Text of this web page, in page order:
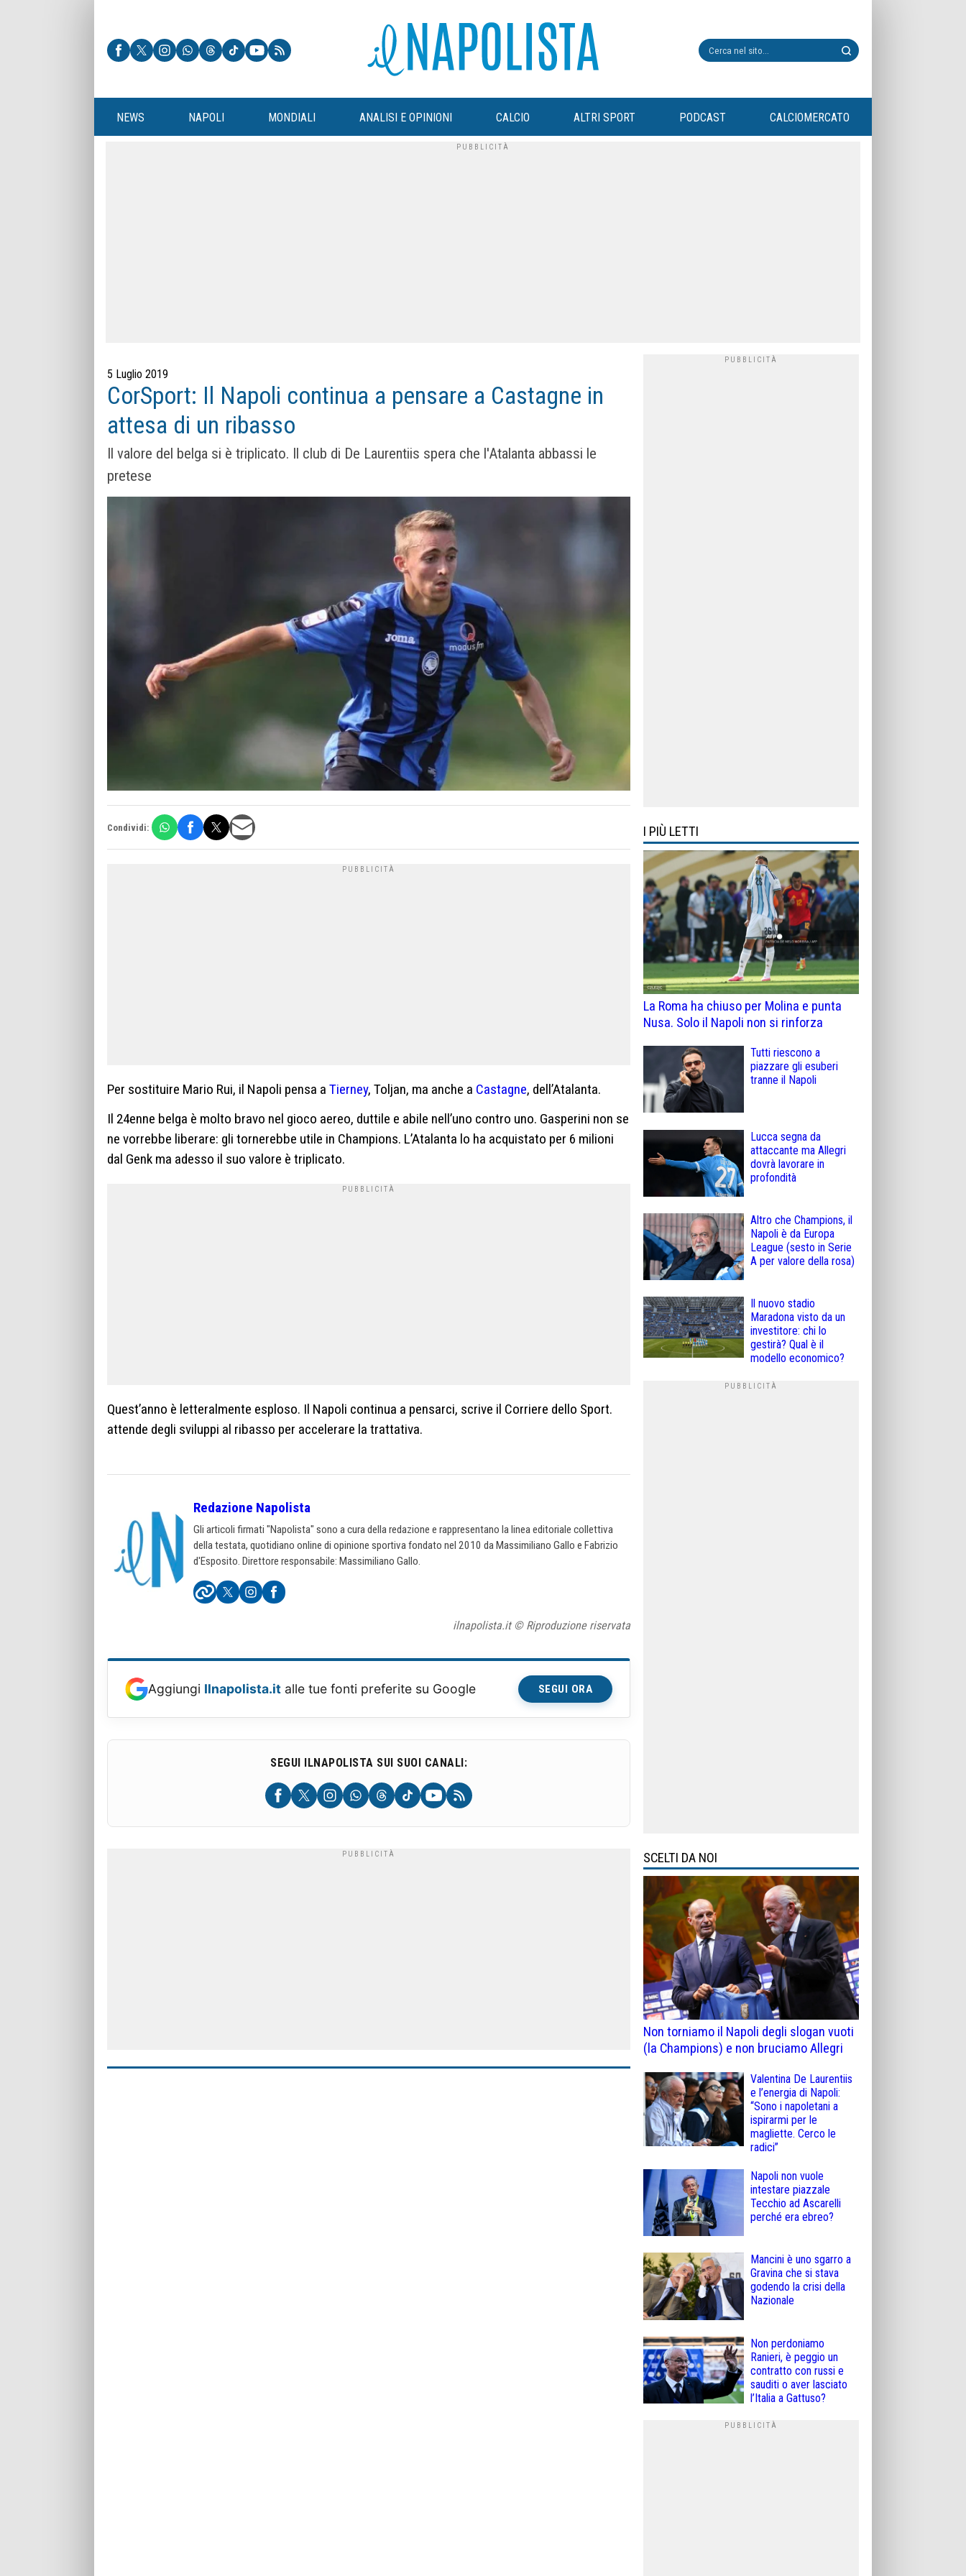
NEWS NAPOLI MONDIALI ANALISI E OPINIONI CALCIO ALTRI SPORT PODCAST CALCIOMERCATO
5 Luglio 2019
CorSport: Il Napoli continua a pensare a Castagne in
attesa di un ribasso
Il valore del belga si è triplicato. Il club di De Laurentiis spera che l'Atalanta abbassi le
pretese
Condividi:
Per sostituire Mario Rui, il Napoli pensa a Tierney, Toljan, ma anche a Castagne, dell’Atalanta.
Il 24enne belga è molto bravo nel gioco aereo, duttile e abile nell’uno contro uno. Gasperini non se
ne vorrebbe liberare: gli tornerebbe utile in Champions. L’Atalanta lo ha acquistato per 6 milioni
dal Genk ma adesso il suo valore è triplicato.
Quest’anno è letteralmente esploso. Il Napoli continua a pensarci, scrive il Corriere dello Sport.
attende degli sviluppi al ribasso per accelerare la trattativa.
Redazione Napolista
Gli articoli firmati "Napolista" sono a cura della redazione e rappresentano la linea editoriale collettiva
della testata, quotidiano online di opinione sportiva fondato nel 2010 da Massimiliano Gallo e Fabrizio
d'Esposito. Direttore responsabile: Massimiliano Gallo.
ilnapolista.it © Riproduzione riservata
Aggiungi Ilnapolista.it alle tue fonti preferite su Google SEGUI ORA
SEGUI ILNAPOLISTA SUI SUOI CANALI:
I PIÙ LETTI
La Roma ha chiuso per Molina e punta
Nusa. Solo il Napoli non si rinforza
Tutti riescono a
piazzare gli esuberi
tranne il Napoli
Lucca segna da
attaccante ma Allegri
dovrà lavorare in
profondità
Altro che Champions, il
Napoli è da Europa
League (sesto in Serie
A per valore della rosa)
Il nuovo stadio
Maradona visto da un
investitore: chi lo
gestirà? Qual è il
modello economico?
SCELTI DA NOI
Non torniamo il Napoli degli slogan vuoti
(la Champions) e non bruciamo Allegri
Valentina De Laurentiis
e l’energia di Napoli:
“Sono i napoletani a
ispirarmi per le
magliette. Cerco le
radici”
Napoli non vuole
intestare piazzale
Tecchio ad Ascarelli
perché era ebreo?
Mancini è uno sgarro a
Gravina che si stava
godendo la crisi della
Nazionale
Non perdoniamo
Ranieri, è peggio un
contratto con russi e
sauditi o aver lasciato
l’Italia a Gattuso?